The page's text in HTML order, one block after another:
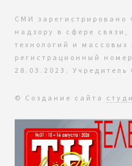
СМИ зарегистрировано
надзору в сфере
технологий и
регистрационный
28.03.2023.
© Создание сайта